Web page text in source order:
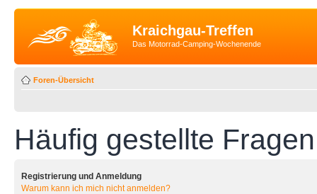
Kraichgau-Treffen
Das Motorrad-Camping-Wochenende
Foren-Übersicht
Häufig gestellte Fragen
Registrierung und Anmeldung
Warum kann ich mich nicht anmelden?